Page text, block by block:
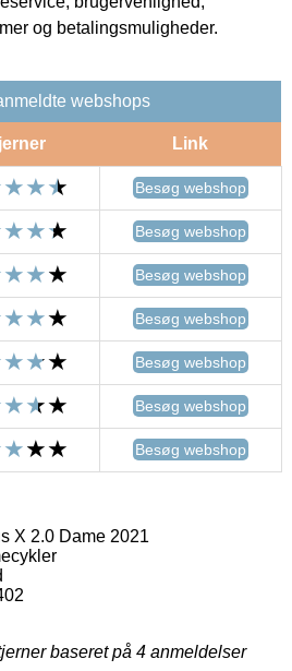
og betalingsmuligheder.
webshops
Link
Besøg webshop
Besøg webshop
Besøg webshop
Besøg webshop
Besøg webshop
Besøg webshop
Besøg webshop
X 2.0 Dame 2021
baseret på 4 anmeldelser